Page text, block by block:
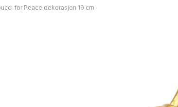
for Peace dekorasjon 19 cm